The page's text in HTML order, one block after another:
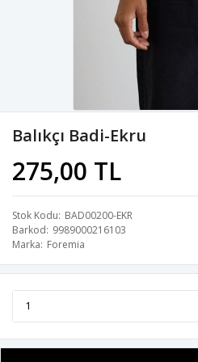
Balıkçı Badi-Ekru
275,00 TL
Stok Kodu BAD00200-EKR
Barkod 9989000216103
Marka Foremia